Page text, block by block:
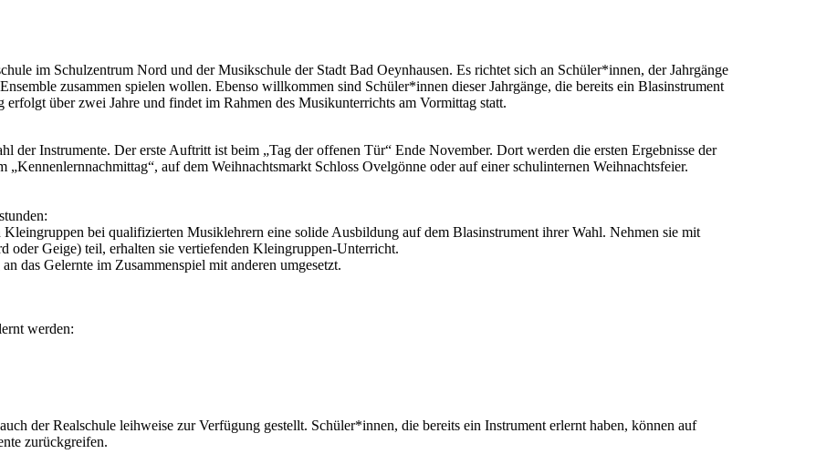
im Schulzentrum Nord und der Musikschule der Stadt Bad Oeynhausen. Es richtet sich an Schüler*innen, der Jahrgänge
zusammen spielen wollen. Ebenso willkommen sind Schüler*innen dieser Jahrgänge, die bereits ein Blasinstrument
über zwei Jahre und findet im Rahmen des Musikunterrichts am Vormittag statt.
der Instrumente. Der erste Auftritt ist beim „Tag der offenen Tür“ Ende November. Dort werden die ersten Ergebnisse der
auf dem Weihnachtsmarkt Schloss Ovelgönne oder auf einer schulinternen Weihnachtsfeier.
bei qualifizierten Musiklehrern eine solide Ausbildung auf dem Blasinstrument ihrer Wahl. Nehmen sie mit
oder Geige) teil, erhalten sie vertiefenden Kleingruppen-Unterricht.
das Gelernte im Zusammenspiel mit anderen umgesetzt.
werden:
der Realschule leihweise zur Verfügung gestellt. Schüler*innen, die bereits ein Instrument erlernt haben, können auf
zurückgreifen.